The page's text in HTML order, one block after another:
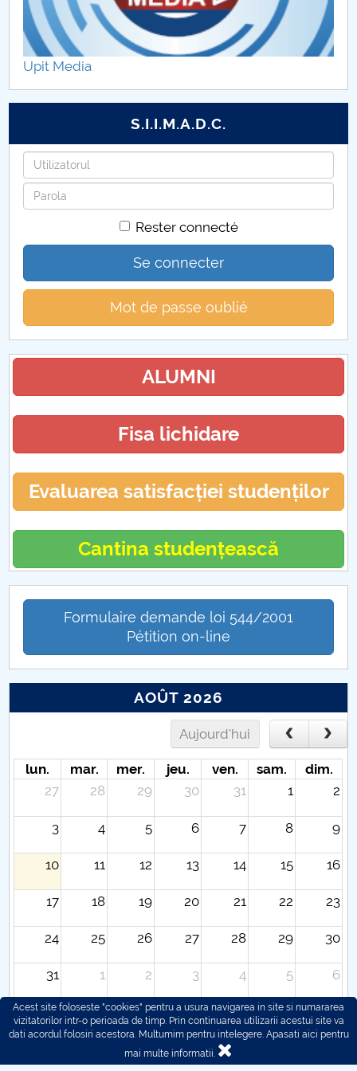
Upit Media
S.I.I.M.A.D.C.
Identifiant
Mot
de
Rester connecté
Se connecter
Mot de passe oublié
ALUMNI
Fisa lichidare
Evaluarea satisfacției studenților
Cantina studențească
Formulaire demande loi 544/2001
Pétition on-line
AOÛT 2026
Aujourd'hui
lun. mar. mer. jeu. ven. sam.
dim.
27
28 29 30 31 1 2
3 4 5 6 7 8 9
10 11 12 13 14 15 16
17 18 19 20 21 22 23
24 25 26 27 28 29 30
31 1 2 3 4 5 6
Acest site foloseste "cookies" pentru a usura navigarea in site si numararea
vizitatorilor intr-o perioada de timp. Prin continuarea utilizarii acestui site va
dati acordul folosiri acestora. Multumim pentru intelegere. Apasati aici pentru
mai multe informatii.